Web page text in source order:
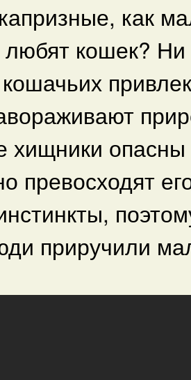
как
кошек?
хищники опасны
превосходят
приручили